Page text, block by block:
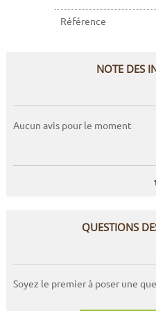
Référence
NOTE DES
Aucun avis pour le moment
1
QUESTIONS
Soyez le premier à poser une